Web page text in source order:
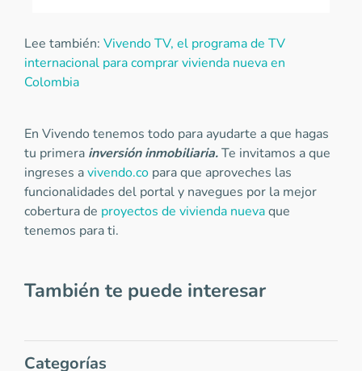
Lee también: Vivendo TV, el programa de TV
internacional para comprar vivienda nueva en
Colombia
En Vivendo tenemos todo para ayudarte a que hagas
tu primera inversión inmobiliaria.Te invitamos a que
ingreses avivendo.co para que aproveches las
funcionalidades del portal y navegues por la mejor
cobertura de proyectos de vivienda nuevaque
tenemos para ti.
También te puede interesar
Categorías